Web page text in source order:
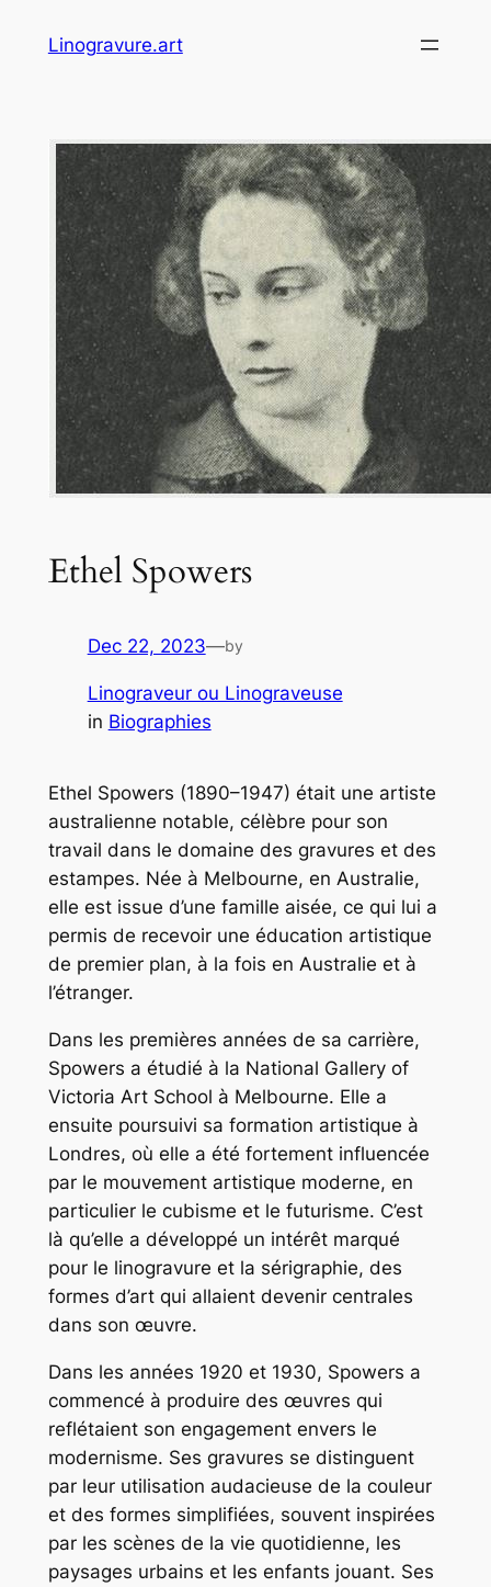
Linogravure.art
Ethel Spowers
Dec 22, 2023—by
Linograveur ou Linograveuse
in Biographies
Ethel Spowers (1890–1947) était une artiste
australienne notable, célèbre pour son
travail dans le domaine des gravures et des
estampes. Née à Melbourne, en Australie,
elle est issue d’une famille aisée, ce qui lui a
permis de recevoir une éducation artistique
de premier plan, à la fois en Australie et à
l’étranger.
Dans les premières années de sa carrière,
Spowers a étudié à la National Gallery of
Victoria Art School à Melbourne. Elle a
ensuite poursuivi sa formation artistique à
Londres, où elle a été fortement influencée
par le mouvement artistique moderne, en
particulier le cubisme et le futurisme. C’est
là qu’elle a développé un intérêt marqué
pour le linogravure et la sérigraphie, des
formes d’art qui allaient devenir centrales
dans son œuvre.
Dans les années 1920 et 1930, Spowers a
commencé à produire des œuvres qui
reflétaient son engagement envers le
modernisme. Ses gravures se distinguent
par leur utilisation audacieuse de la couleur
et des formes simplifiées, souvent inspirées
par les scènes de la vie quotidienne, les
paysages urbains et les enfants jouant. Ses